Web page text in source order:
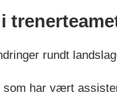
rundt
har vært